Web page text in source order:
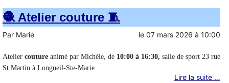
🧶 Atelier couture 🧵
Par Marie le 07 mars 2026 à 10:00
Atelier couture animé par Michèle, de 10:00 à 16:30, salle de sport 23 rue
St Martin à Longueil-Ste-Marie
Lire la suite …